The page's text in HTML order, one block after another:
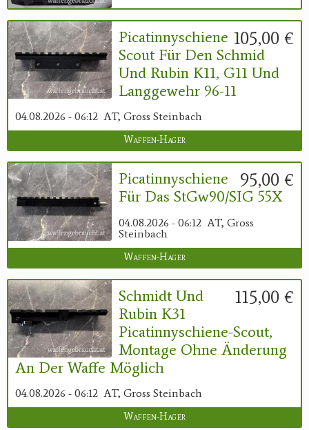
105,00 €
Picatinnyschiene
Scout Für Den Schmid
Und Rubin K11, G11 Und
Langgewehr 96-11
04.08.2026 - 06:12 AT, Gross Steinbach
Waffen-Hager
95,00 €
Picatinnyschiene
Für Das StGw90/SIG 55X
04.08.2026 - 06:12 AT, Gross
Steinbach
Waffen-Hager
115,00 €
Schmidt Und
Rubin K31
Picatinnyschiene-Scout,
Montage Ohne Änderung
An Der Waffe Möglich
04.08.2026 - 06:12 AT, Gross Steinbach
Waffen-Hager